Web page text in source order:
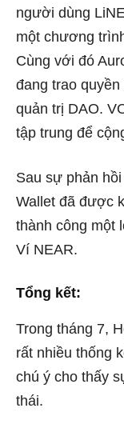
người dùng
một chương
Cùng với đó
đang trao
quản trị DAO.
tập trung để
Sau sự phản
Wallet đã được
thành công một
Ví NEAR.
Tổng kết:
Trong tháng 7,
rất nhiều thống
chú ý cho thấy
thái.